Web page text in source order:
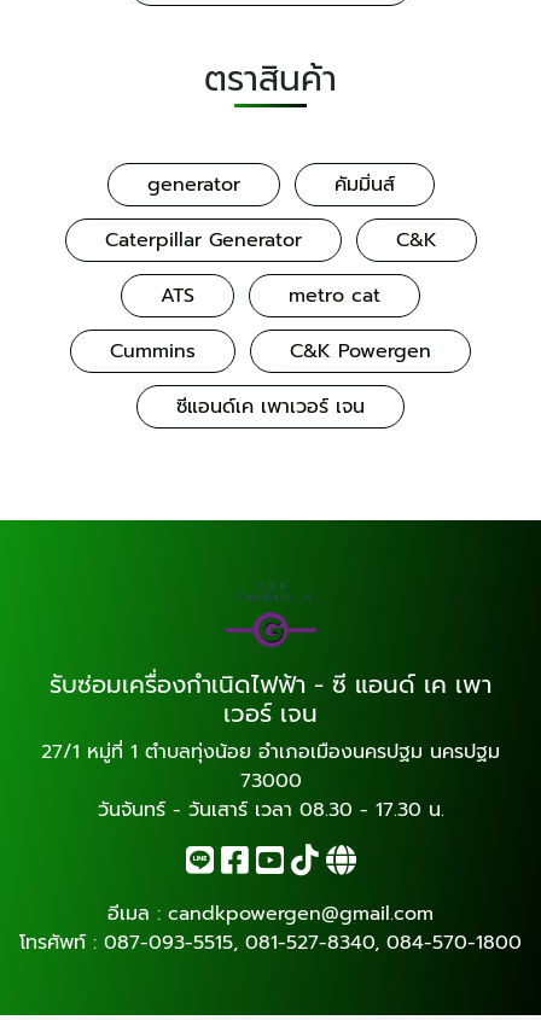
ตราสินค้า
generator
คัมมิ่นส์
Caterpillar Generator
C&K
ATS
metro cat
Cummins
C&K Powergen
ซีแอนด์เค เพาเวอร์ เจน
รับซ่อมเครื่องกำเนิดไฟฟ้า - ซี แอนด์ เค เพา
เวอร์ เจน
27/1 หมู่ที่ 1 ตำบลทุ่งน้อย อำเภอเมืองนครปฐม นครปฐม
73000
วันจันทร์ - วันเสาร์ เวลา 08.30 - 17.30 น.
อีเมล : candkpowergen@gmail.com
โทรศัพท์ : 087-093-5515, 081-527-8340, 084-570-1800